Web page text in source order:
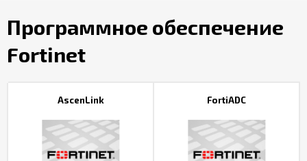
Доставка
и
Программное обеспечение
Fortinet
AscenLink FortiADC